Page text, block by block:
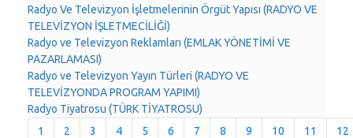
Radyo Ve Televizyon İşletmelerinin Örgüt Yapısı (RADYO VE
TELEVİZYON İŞLETMECİLİĞİ)
Radyo ve Televizyon Reklamları (EMLAK YÖNETİMİ VE
PAZARLAMASI)
Radyo ve Televizyon Yayın Türleri (RADYO VE
TELEVİZYONDA PROGRAM YAPIMI)
Radyo Tiyatrosu (TÜRK TİYATROSU)
1
2 3 4 5 6 7 8 9 10 11
12